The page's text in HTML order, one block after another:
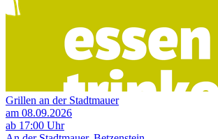
Grillen an der Stadtmauer
am 08.09.2026
ab 17:00 Uhr